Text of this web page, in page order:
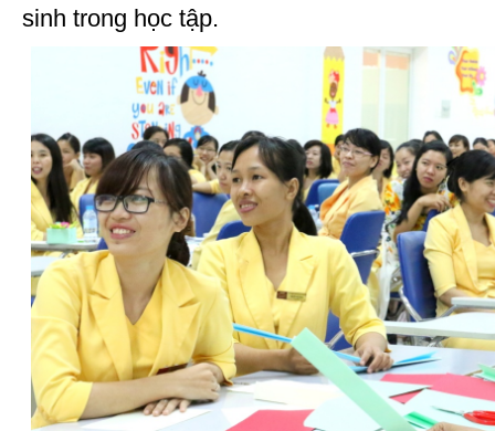
sinh trong học tập.